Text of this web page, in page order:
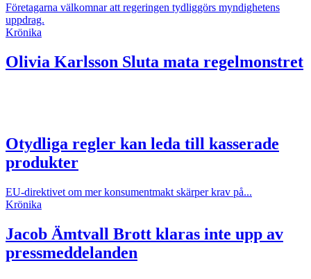
Företagarna välkomnar att regeringen tydliggörs myndighetens
uppdrag.
Krönika
Olivia Karlsson Sluta mata regelmonstret
Otydliga regler kan leda till kasserade
produkter
EU-direktivet om mer konsumentmakt skärper krav på...
Krönika
Jacob Ämtvall Brott klaras inte upp av
pressmeddelanden